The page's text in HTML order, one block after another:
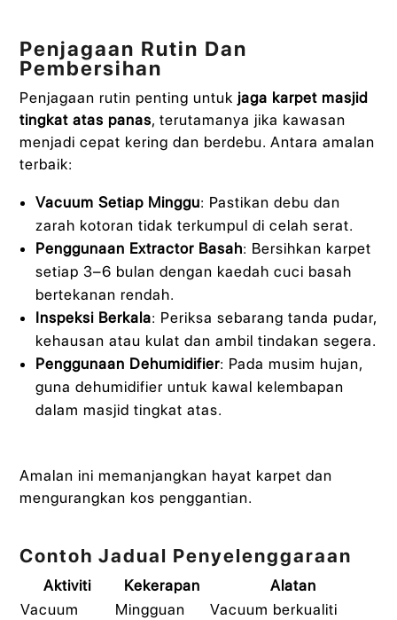
Penjagaan Rutin Dan
Pembersihan
Penjagaan rutin penting untuk jaga karpet masjid
tingkat atas panas, terutamanya jika kawasan
menjadi cepat kering dan berdebu. Antara amalan
terbaik:
Vacuum Setiap Minggu: Pastikan debu dan
zarah kotoran tidak terkumpul di celah serat.
Penggunaan Extractor Basah: Bersihkan karpet
setiap 3–6 bulan dengan kaedah cuci basah
bertekanan rendah.
Inspeksi Berkala: Periksa sebarang tanda pudar,
kehausan atau kulat dan ambil tindakan segera.
Penggunaan Dehumidifier: Pada musim hujan,
guna dehumidifier untuk kawal kelembapan
dalam masjid tingkat atas.
Amalan ini memanjangkan hayat karpet dan
mengurangkan kos penggantian.
Contoh Jadual Penyelenggaraan
Aktiviti Kekerapan
Alatan
Vacuum
Mingguan
Vacuum berkualiti